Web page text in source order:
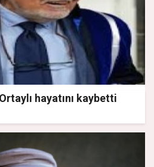
hayatını kaybetti